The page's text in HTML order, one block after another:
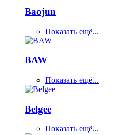
Baojun
Показать ещё...
BAW
Показать ещё...
Belgee
Показать ещё...